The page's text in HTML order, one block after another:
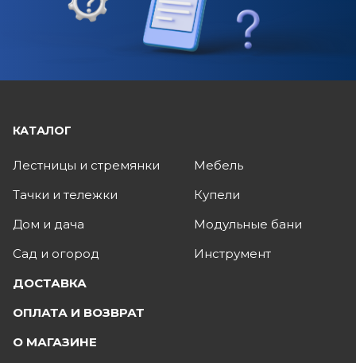
КАТАЛОГ
Лестницы и стремянки
Тачки и тележки
Дом и дача
Сад и огород
Мебель
Купели
Модульные бани
Инструмент
ДОСТАВКА
ОПЛАТА И ВОЗВРАТ
О МАГАЗИНЕ